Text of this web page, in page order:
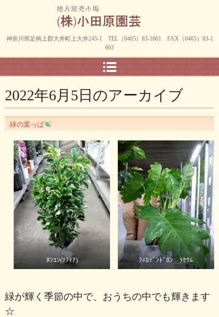
神奈川県足柄上郡大井町上大井245-1 TEL（0465）83-1661 FAX（0465）83-1
663
2022年6月5日 のアーカイブ
緑の葉っぱ
ﾎﾝｺﾝ(ｿﾌｨｱ) ﾌｨﾛﾃﾞﾝﾄﾞﾛﾝ ﾗｾｳﾑ
緑が輝く季節の中で、おうちの中でも輝きます
☆